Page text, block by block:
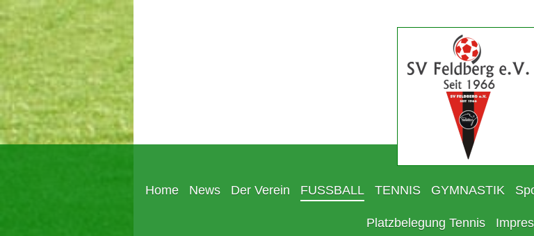
Home News Der Verein FUSSBALL TENNIS GYMNASTIK
Platzbelegung Tennis